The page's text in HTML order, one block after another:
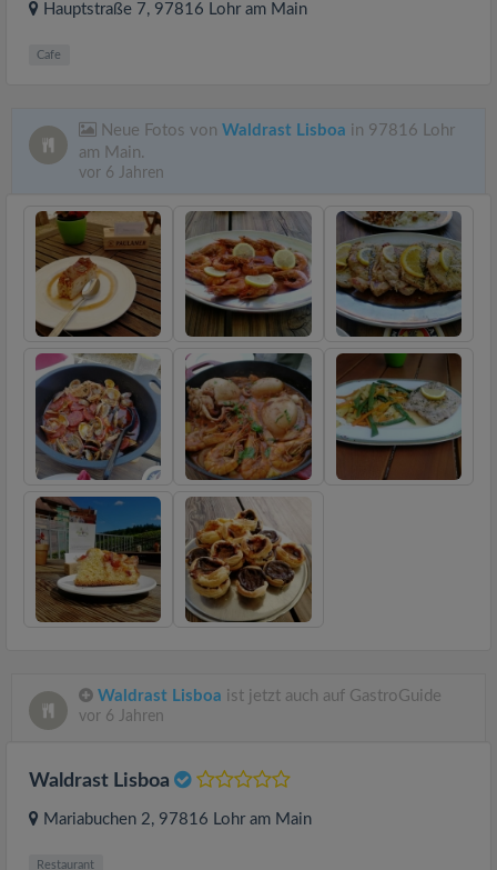
Hauptstraße 7, 97816 Lohr am Main
Cafe
Neue Fotos von Waldrast Lisboa in 97816 Lohr
am Main.
vor 6 Jahren
Waldrast Lisboa ist jetzt auch auf GastroGuide
vor 6 Jahren
Waldrast Lisboa
Mariabuchen 2, 97816 Lohr am Main
Restaurant